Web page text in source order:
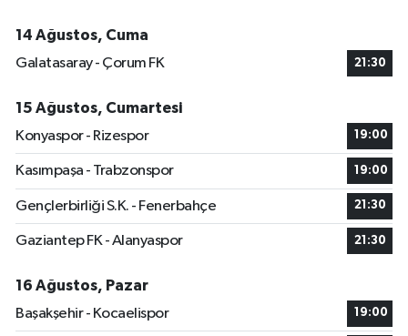
14 Ağustos, Cuma
Galatasaray - Çorum FK
21:30
15 Ağustos, Cumartesi
Konyaspor - Rizespor
19:00
Kasımpaşa - Trabzonspor 19:00
Gençlerbirliği S.K. - Fenerbahçe 21:30
Gaziantep FK - Alanyaspor 21:30
16 Ağustos, Pazar
Başakşehir - Kocaelispor
19:00